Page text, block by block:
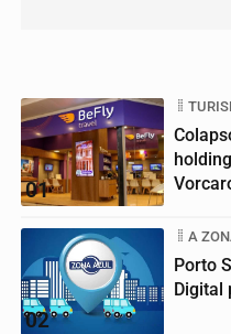
01
02
A
Porto
Digital